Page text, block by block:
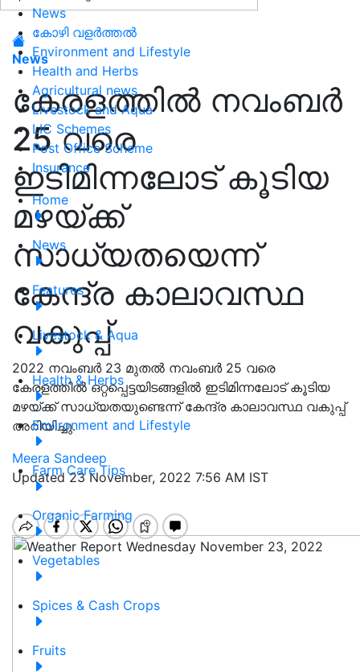
News
കോഴി വളർത്തൽ
Environment and Lifestyle
Health and Herbs
Agricultural news
Livestock and Aqua
LIC Schemes
Post Office Scheme
Insurance
Home
News
Features
Livestock & Aqua
Health & Herbs
Environment and Lifestyle
Farm Care Tips
Organic Farming
Vegetables
Spices & Cash Crops
Fruits
News
കേരളത്തിൽ നവംബർ
25 വരെ
ഇടിമിന്നലോട് കൂടിയ
മഴയ്ക്ക്
സാധ്യതയെന്ന്
കേന്ദ്ര കാലാവസ്ഥ
വകുപ്പ്
2022 നവംബർ 23 മുതൽ നവംബർ 25 വരെ
കേരളത്തിൽ ഒറ്റപ്പെട്ടയിടങ്ങളിൽ ഇടിമിന്നലോട് കൂടിയ
മഴയ്ക്ക് സാധ്യതയുണ്ടെന്ന് കേന്ദ്ര കാലാവസ്ഥ വകുപ്പ്
അറിയിച്ചു.
Meera Sandeep
Updated 23 November, 2022 7:56 AM IST